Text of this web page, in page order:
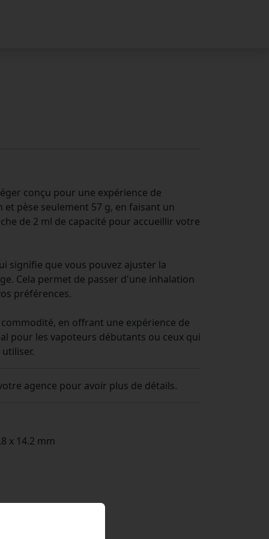
conçu pour une expérience de
et pèse seulement 57 g, en faisant un
de 2 ml de capacité pour accueillir votre
signifie que vous pouvez ajuster la
Cela permet de passer d'une inhalation
préférences.
en offrant une expérience de
pour les vapoteurs débutants ou ceux qui
agence pour avoir plus de détails.
x 14.2 mm